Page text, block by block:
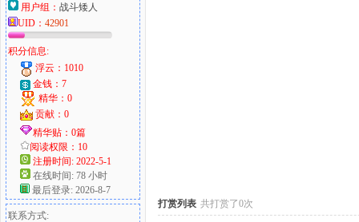
爱
用户组： 战斗矮人
UID： 42901
积分信息:
浮云：1010
金钱：7
精华：0
贡献：0
精华贴：0篇
阅读权限：10
注册时间: 2022-5-1
在线时间: 78 小时
最后登录: 2026-8-7
联系方式:
打赏列表 共打赏了0次